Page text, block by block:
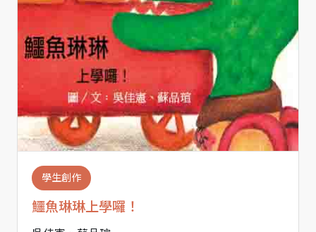
學生創作
鱷魚琳琳上學囉！